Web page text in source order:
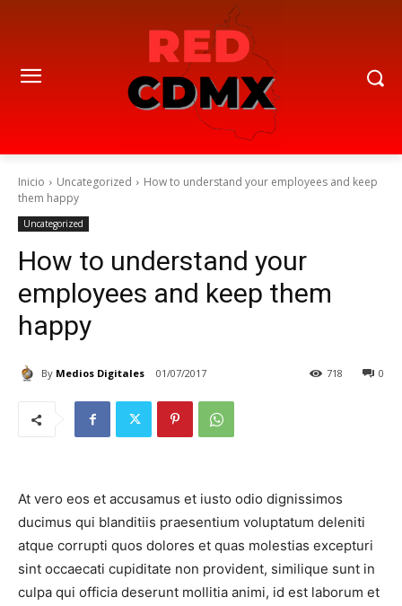
Inicio Uncategorized
How to understand your employees and keep
them happy
Uncategorized
How to understand your
employees and keep them
happy
By Medios Digitales 01/07/2017 0
718
At vero eos et accusamus et iusto odio dignissimos
ducimus qui blanditiis praesentium voluptatum deleniti
atque corrupti quos dolores et quas molestias excepturi
sint occaecati cupiditate non provident, similique sunt in
culpa qui officia deserunt mollitia animi, id est laborum et